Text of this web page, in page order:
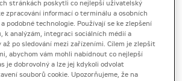
stránkách poskytli co nejlepší uživatelský
zpracování informací o terminálu a osobních
podobné technologie. Používají se ke zlepšení
k analýzám, integraci sociálních médií a
až po sledování mezi zařízeními. Cílem je zlepšit
abychom vám mohli nabídnout co nejlepší
je dobrovolný a lze jej kdykoli odvolat
souborů cookie. Upozorňujeme, že na